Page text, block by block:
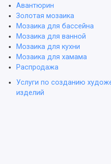
Авантюрин
Золотая мозаика
Мозаика для бассейна
Мозаика для ванной
Мозаика для кухни
Мозаика для хамама
Распродажа
Услуги по созданию
изделий